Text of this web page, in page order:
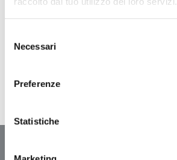
delNecessari
Preferenze
Statistiche